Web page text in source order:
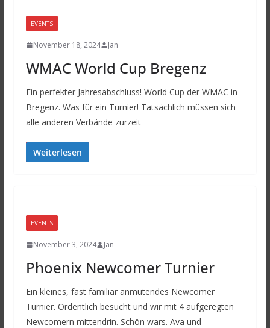
EVENTS
November 18, 2024 Jan
WMAC World Cup Bregenz
Ein perfekter Jahresabschluss! World Cup der WMAC in
Bregenz. Was für ein Turnier! Tatsächlich müssen sich
alle anderen Verbände zurzeit
Weiterlesen
EVENTS
November 3, 2024 Jan
Phoenix Newcomer Turnier
Ein kleines, fast familiär anmutendes Newcomer
Turnier. Ordentlich besucht und wir mit 4 aufgeregten
Newcomern mittendrin. Schön wars. Ava und